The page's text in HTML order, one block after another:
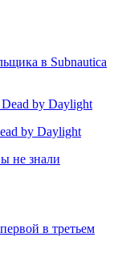
в Subnautica
by Daylight
by Daylight
не знали
в третьем